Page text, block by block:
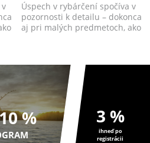
Úspech v rybárčení spočíva v
pozornosti k detailu – dokonca
aj pri malých predmetoch, ako
% 3 %
ihneď po
registrácii